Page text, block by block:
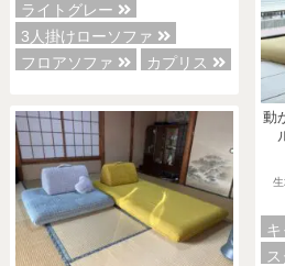
ライトグレー
3人掛けローソファ
フロアソファ
カプリス
動